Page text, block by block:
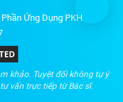
Ứng Dụng PKH
khảo. Tuyệt đối không tự ý
vấn trực tiếp từ Bác sĩ.